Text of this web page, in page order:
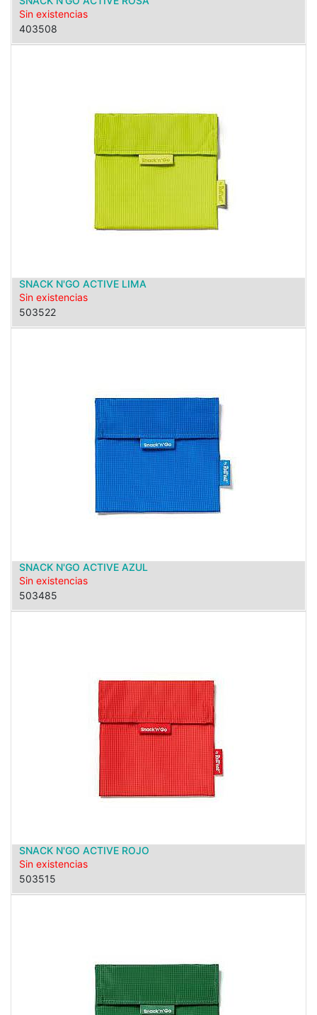
Sin existencias
403508
SNACK N'GO ACTIVE LIMA
Sin existencias
503522
SNACK N'GO ACTIVE AZUL
Sin existencias
503485
SNACK N'GO ACTIVE ROJO
Sin existencias
503515